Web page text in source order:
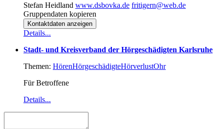
Stefan Heidland www.dsbovka.de fritigern@web.de
Gruppendaten kopieren
Kontaktdaten anzeigen
Details...
Stadt- und Kreisverband der Hörgeschädigten Karlsruhe
Themen: HörenHörgeschädigteHörverlustOhr
Für Betroffene
Details...